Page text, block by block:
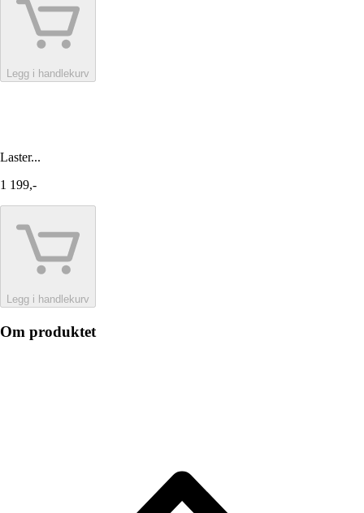
Legg i handlekurv
Laster...
1 199,-
Legg i handlekurv
Om produktet